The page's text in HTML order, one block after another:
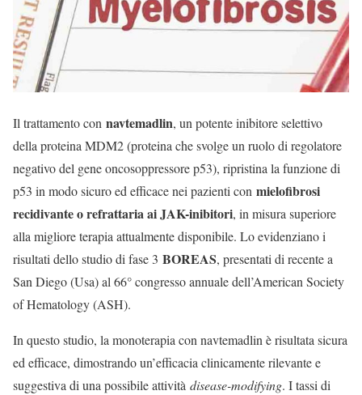
Il trattamento con navtemadlin, un potente inibitore selettivo
della proteina MDM2 (proteina che svolge un ruolo di regolatore
negativo del gene oncosoppressore p53), ripristina la funzione di
p53 in modo sicuro ed efficace nei pazienti con mielofibrosi
recidivante o refrattaria ai JAK-inibitori, in misura superiore
alla migliore terapia attualmente disponibile. Lo evidenziano i
risultati dello studio di fase 3 BOREAS, presentati di recente a
San Diego (Usa) al 66° congresso annuale dell’American Society
of Hematology (ASH).
In questo studio, la monoterapia con navtemadlin è risultata sicura
ed efficace, dimostrando un’efficacia clinicamente rilevante e
suggestiva di una possibile attività disease-modifying. I tassi di